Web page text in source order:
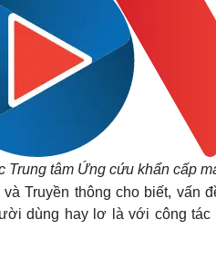
Trung tâm Ứng cứu khẩn cấp
Truyền thông cho biết, vấn
dùng hay lơ là với công tác